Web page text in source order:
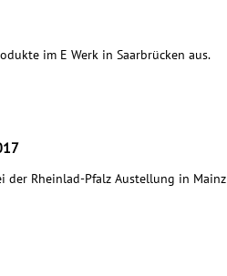
im E Werk in Saarbrücken aus.
der Rheinlad-Pfalz Austellung in Mainz